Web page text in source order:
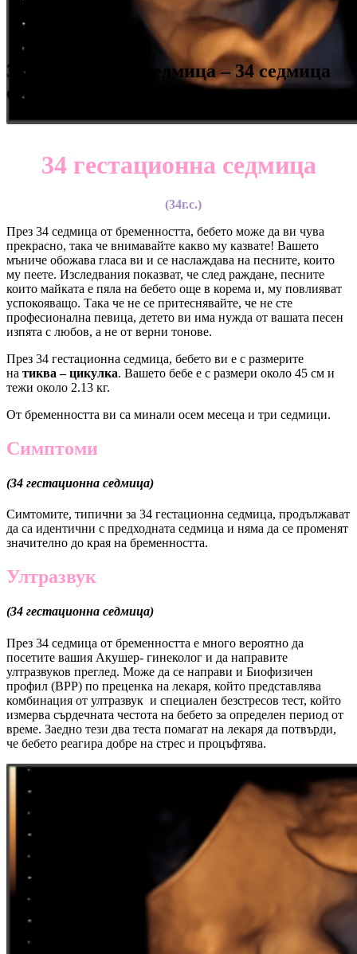
34 гестационна седмица – 34 седмица
от бременността
34 гестационна седмица
(34г.с.)
През 34 седмица от бременността, бебето може да ви чува
прекрасно, така че внимавайте какво му казвате! Вашето
мъниче обожава гласа ви и се наслaждава на песните, които
му пеете. Изследвания показват, че след раждане, песните
които майката е пяла на бебето още в корема и, му повлияват
успокояващо. Така че не се притеснявайте, че не сте
професионална певица, детето ви има нужда от вашата песен
изпята с любов, а не от верни тонове.
През 34 гестационна седмица, бебето ви е с размерите
на тиква – цикулка. Вашето бебе e с размери около 45 см и
тежи около 2.13 кг.
От бременността ви са минали осем месеца и три седмици.
Симптоми
(34 гестационна седмица)
Симтомите, типични за 34 гестационна седмица, продължават
да са идентични с предходната седмица и няма да се променят
значително до края на бременността.
Ултразвук
(34 гестационна седмица)
През 34 седмица от бременността е много вероятно да
посетите вашия Акушер- гинеколог и да направите
ултразвуков преглед. Може да се направи и Биофизичен
профил (BPP) по преценка на лекаря, който представлява
комбинация от ултразвук и специален безстресов тест, който
измерва сърдечната честота на бебето за определен период от
време. Заедно тези два теста помагат на лекаря да потвърди,
че бебето реагира добре на стрес и процъфтява.